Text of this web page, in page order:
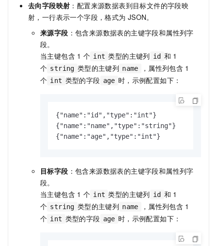
去向字段映射 ：配置来源数据表到目标文件的字段映
射，一行表示一个字段，格式为 JSON。
来源字段 ：包含来源数据表的主键字段和属性列字
段。
当主键包含 1 个 int 类型的主键列 id 和 1
个 string 类型的主键列 name ，属性列包含 1
个 int 类型的字段 age 时，示例配置如下：
{"name":"id","type":"int"}
{"name":"name","type":"string"}
{"name":"age","type":"int"}
目标字段 ：包含来源数据表的主键字段和属性列字
段。
当主键包含 1 个 int 类型的主键列 id 和 1
个 string 类型的主键列 name ，属性列包含 1
个 int 类型的字段 age 时，示例配置如下：